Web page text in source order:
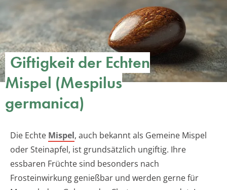
Giftigkeit der Echten
Mispel (Mespilus
germanica)
Die Echte Mispel, auch bekannt als Gemeine Mispel
oder Steinapfel, ist grundsätzlich ungiftig. Ihre
essbaren Früchte sind besonders nach
Frosteinwirkung genießbar und werden gerne für